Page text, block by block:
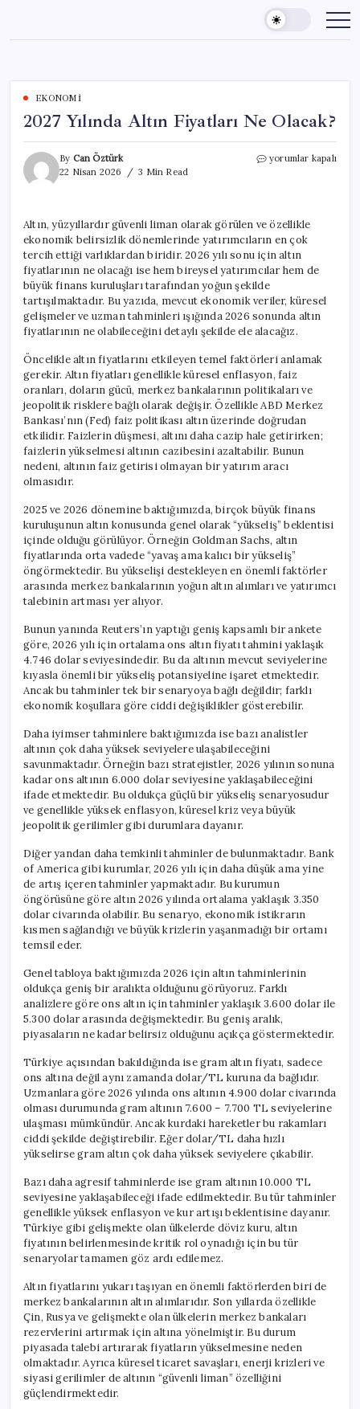
content
EKONOMI
2027 Yılında Altın Fiyatları Ne Olacak?
By Can Öztürk
22 Nisan 2026
3 Min Read
2027
Olacak?
için
yorumlar kapalı
Altın, yüzyıllardır güvenli liman olarak görülen ve özellikle
ekonomik belirsizlik dönemlerinde yatırımcıların en çok
tercih ettiği varlıklardan biridir. 2026 yılı sonu için altın
fiyatlarının ne olacağı ise hem bireysel yatırımcılar hem de
büyük finans kuruluşları tarafından yoğun şekilde
tartışılmaktadır. Bu yazıda, mevcut ekonomik veriler, küresel
gelişmeler ve uzman tahminleri ışığında 2026 sonunda altın
fiyatlarının ne olabileceğini detaylı şekilde ele alacağız.
Öncelikle altın fiyatlarını etkileyen temel faktörleri anlamak
gerekir. Altın fiyatları genellikle küresel enflasyon, faiz
oranları, doların gücü, merkez bankalarının politikaları ve
jeopolitik risklere bağlı olarak değişir. Özellikle ABD Merkez
Bankası’nın (Fed) faiz politikası altın üzerinde doğrudan
etkilidir. Faizlerin düşmesi, altını daha cazip hale getirirken;
faizlerin yükselmesi altının cazibesini azaltabilir. Bunun
nedeni, altının faiz getirisi olmayan bir yatırım aracı
olmasıdır.
2025 ve 2026 dönemine baktığımızda, birçok büyük finans
kuruluşunun altın konusunda genel olarak “yükseliş” beklentisi
içinde olduğu görülüyor. Örneğin Goldman Sachs, altın
fiyatlarında orta vadede “yavaş ama kalıcı bir yükseliş”
öngörmektedir. Bu yükselişi destekleyen en önemli faktörler
arasında merkez bankalarının yoğun altın alımları ve yatırımcı
talebinin artması yer alıyor.
Bunun yanında Reuters’ın yaptığı geniş kapsamlı bir ankete
göre, 2026 yılı için ortalama ons altın fiyatı tahmini yaklaşık
4.746 dolar seviyesindedir. Bu da altının mevcut seviyelerine
kıyasla önemli bir yükseliş potansiyeline işaret etmektedir.
Ancak bu tahminler tek bir senaryoya bağlı değildir; farklı
ekonomik koşullara göre ciddi değişiklikler gösterebilir.
Daha iyimser tahminlere baktığımızda ise bazı analistler
altının çok daha yüksek seviyelere ulaşabileceğini
savunmaktadır. Örneğin bazı stratejistler, 2026 yılının sonuna
kadar ons altının 6.000 dolar seviyesine yaklaşabileceğini
ifade etmektedir. Bu oldukça güçlü bir yükseliş senaryosudur
ve genellikle yüksek enflasyon, küresel kriz veya büyük
jeopolitik gerilimler gibi durumlara dayanır.
Diğer yandan daha temkinli tahminler de bulunmaktadır. Bank
of America gibi kurumlar, 2026 yılı için daha düşük ama yine
de artış içeren tahminler yapmaktadır. Bu kurumun
öngörüsüne göre altın 2026 yılında ortalama yaklaşık 3.350
dolar civarında olabilir. Bu senaryo, ekonomik istikrarın
kısmen sağlandığı ve büyük krizlerin yaşanmadığı bir ortamı
temsil eder.
Genel tabloya baktığımızda 2026 için altın tahminlerinin
oldukça geniş bir aralıkta olduğunu görüyoruz. Farklı
analizlere göre ons altın için tahminler yaklaşık 3.600 dolar ile
5.300 dolar arasında değişmektedir. Bu geniş aralık,
piyasaların ne kadar belirsiz olduğunu açıkça göstermektedir.
Türkiye açısından bakıldığında ise gram altın fiyatı, sadece
ons altına değil aynı zamanda dolar/TL kuruna da bağlıdır.
Uzmanlara göre 2026 yılında ons altının 4.900 dolar civarında
olması durumunda gram altının 7.600 – 7.700 TL seviyelerine
ulaşması mümkündür. Ancak kurdaki hareketler bu rakamları
ciddi şekilde değiştirebilir. Eğer dolar/TL daha hızlı
yükselirse gram altın çok daha yüksek seviyelere çıkabilir.
Bazı daha agresif tahminlerde ise gram altının 10.000 TL
seviyesine yaklaşabileceği ifade edilmektedir. Bu tür tahminler
genellikle yüksek enflasyon ve kur artışı beklentisine dayanır.
Türkiye gibi gelişmekte olan ülkelerde döviz kuru, altın
fiyatının belirlenmesinde kritik rol oynadığı için bu tür
senaryolar tamamen göz ardı edilemez.
Altın fiyatlarını yukarı taşıyan en önemli faktörlerden biri de
merkez bankalarının altın alımlarıdır. Son yıllarda özellikle
Çin, Rusya ve gelişmekte olan ülkelerin merkez bankaları
rezervlerini artırmak için altına yönelmiştir. Bu durum
piyasada talebi artırarak fiyatların yükselmesine neden
olmaktadır. Ayrıca küresel ticaret savaşları, enerji krizleri ve
siyasi gerilimler de altının “güvenli liman” özelliğini
güçlendirmektedir.